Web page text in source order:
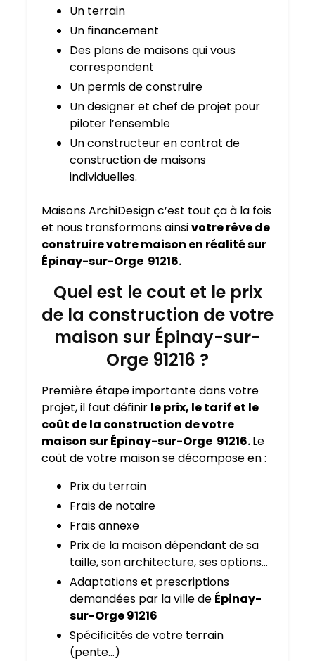
Un terrain
Un financement
Des plans de maisons qui vous
correspondent
Un permis de construire
Un designer et chef de projet pour
piloter l’ensemble
Un constructeur en contrat de
construction de maisons
individuelles.
Maisons ArchiDesign c’est tout ça à la fois
et nous transformons ainsivotre rêve de
construire votre maison en réalité sur
Épinay-sur-Orge 91216.
Quel est le cout et le prix
de la construction de votre
maison sur Épinay-sur-
Orge 91216 ?
Première étape importante dans votre
projet, il faut définir le prix, le tarif et le
coût de la construction de votre
maison sur Épinay-sur-Orge 91216.Le
coût de votre maison se décompose en :
Prix du terrain
Frais de notaire
Frais annexe
Prix de la maison dépendant de sa
taille, son architecture, ses options…
Adaptations et prescriptions
demandées par la ville de Épinay-
sur-Orge 91216
Spécificités de votre terrain
(pente…)